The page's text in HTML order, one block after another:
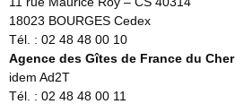
18023 BOURGES Cedex
Tél. : 02 48 48 00 10
Agence des Gîtes de France du Cher
idem Ad2T
Tél. : 02 48 48 00 11